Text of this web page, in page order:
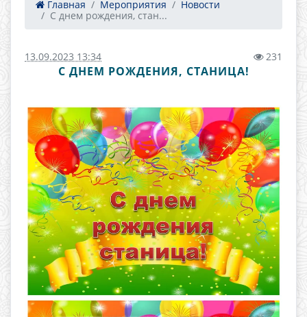
Главная Мероприятия
Новости
С днем рождения, стан...
13.09.2023 13:34 231
С ДНЕМ РОЖДЕНИЯ, СТАНИЦА!